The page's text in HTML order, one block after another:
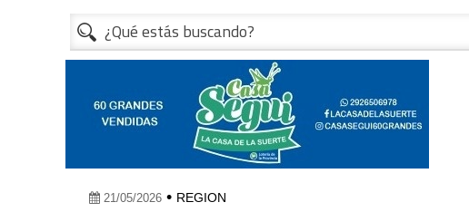
21/05/2026 • REGION